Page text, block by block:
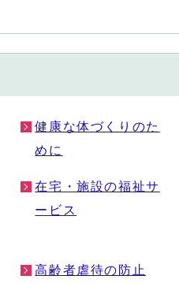
健康な体づくりのた
めに
在宅・施設の福祉サ
ービス
高齢者虐待の防止